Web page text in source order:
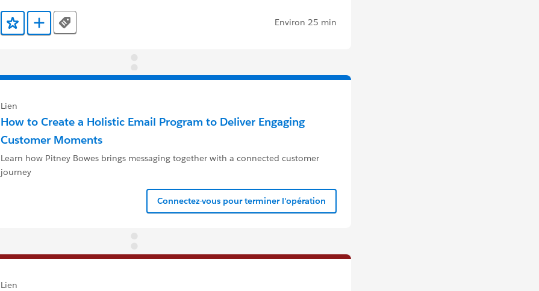
Ajouter aux favoris
Ajouter au Trailmix
Tags Environ 25 min
Lien
How to Create a Holistic Email Program to Deliver Engaging
Customer Moments
Learn how Pitney Bowes brings messaging together with a connected customer
journey
Connectez-vous pour terminer l'opération
Lien